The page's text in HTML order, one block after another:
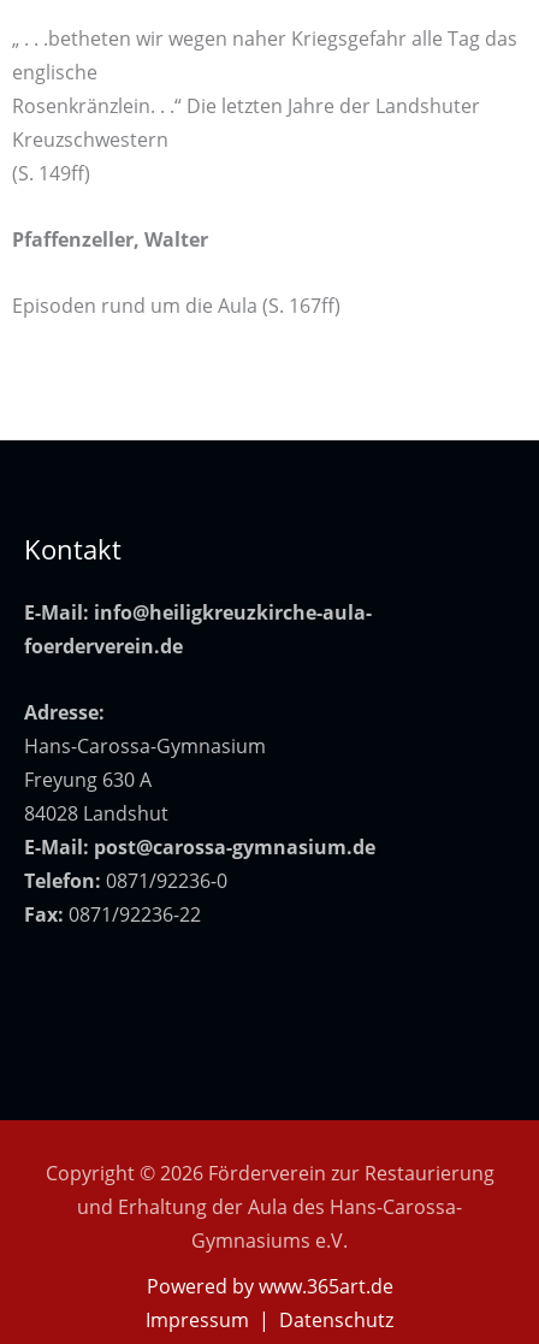
„ . . .betheten wir wegen naher Kriegsgefahr alle Tag das
englische
Rosenkränzlein. . .“ Die letzten Jahre der Landshuter
Kreuzschwestern
(S. 149ff)
Pfaffenzeller, Walter
Episoden rund um die Aula (S. 167ff)
Kontakt
E-Mail: info@heiligkreuzkirche-aula-
foerderverein.de
Adresse:
Hans-Carossa-Gymnasium
Freyung 630 A
84028 Landshut
E-Mail: post@carossa-gymnasium.de
Telefon: 0871/92236-0
Fax: 0871/92236-22
Copyright © 2026 Förderverein zur Restaurierung
und Erhaltung der Aula des Hans-Carossa-
Gymnasiums e.V.
Powered bywww.365art.de
Impressum | Datenschutz